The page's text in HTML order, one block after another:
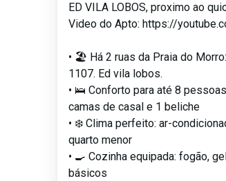
ED VILA LOBOS, proximo ao
Video do Apto: https://
• 🏖 Há 2 ruas da Praia do
1107. Ed vila lobos.
• 🛌 Conforto para até 8
camas de casal e 1 beliche
• ❄️ Clima perfeito: ar-
quarto menor
• 🍳 Cozinha equipada: fogão,
básicos